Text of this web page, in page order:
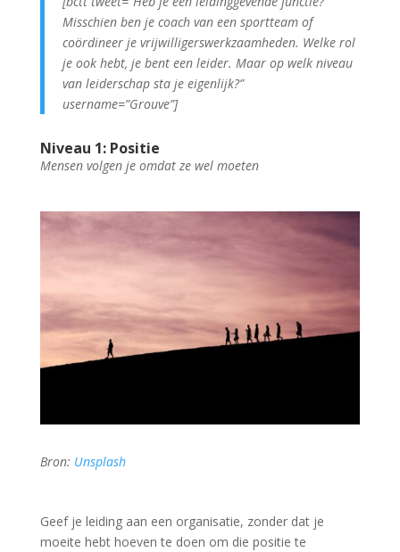
Misschien ben je coach van een sportteam of
coördineer je vrijwilligerswerkzaamheden. Welke rol
je ook hebt, je bent een leider. Maar op welk niveau
van leiderschap sta je eigenlijk?”
username=”Grouve”]
Niveau 1: Positie
Mensen volgen je omdat ze wel moeten
Bron: Unsplash
Geef je leiding aan een organisatie, zonder dat je
moeite hebt hoeven te doen om die positie te